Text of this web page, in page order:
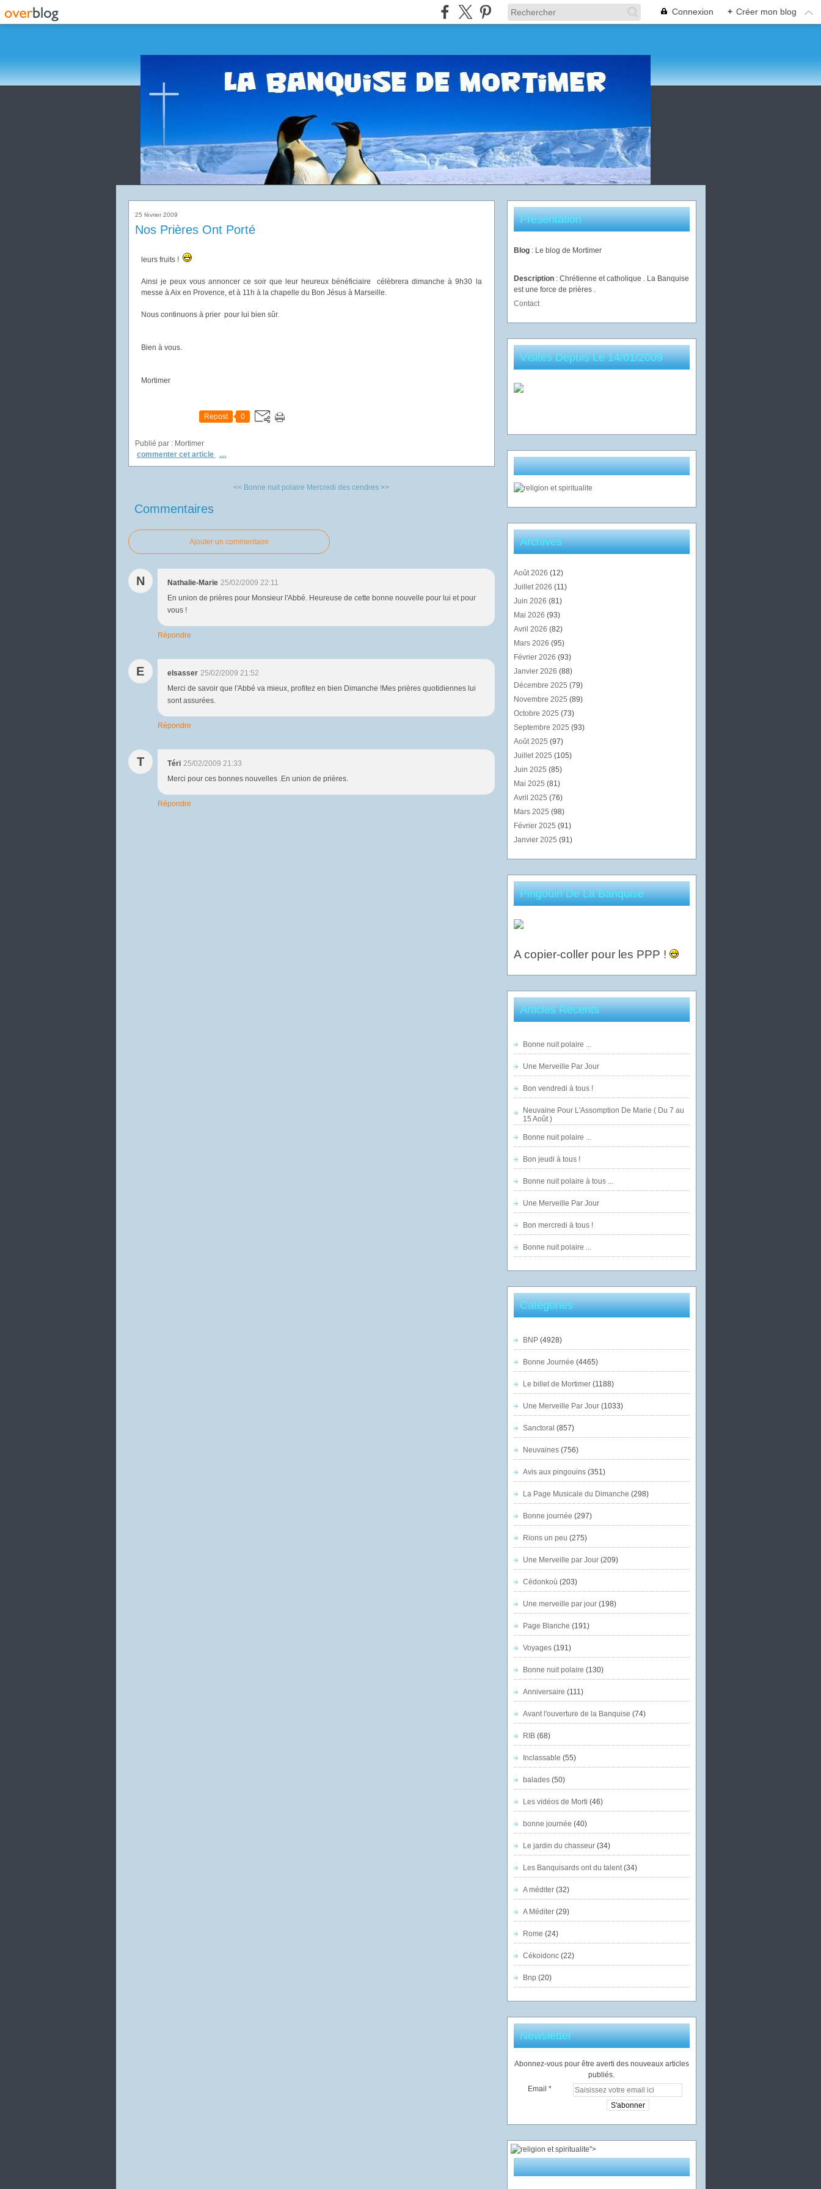
Connexion + Créer mon blog
25 février 2009
Nos Prières Ont Porté
leurs fruits !
Ainsi je peux vous annoncer ce soir que leur heureux bénéficiaire célèbrera dimanche à 9h30 la
messe à Aix en Provence, et à 11h à la chapelle du Bon Jésus à Marseille.
Nous continuons à prier pour lui bien sûr.
Bien à vous.
Mortimer
Repost 0
Publié par : Mortimer
commenter cet article
…
<< Bonne nuit polaire Mercredi des cendres >>
Commentaires
Ajouter un commentaire
N Nathalie-Marie 25/02/2009 22:11
En union de prières pour Monsieur l'Abbé. Heureuse de cette bonne nouvelle pour lui et pour
vous !
Répondre
E elsasser 25/02/2009 21:52
Merci de savoir que l'Abbé va mieux, profitez en bien Dimanche !Mes prières quotidiennes lui
sont assurées.
Répondre
T Téri 25/02/2009 21:33
Merci pour ces bonnes nouvelles .En union de prières.
Répondre
Présentation
Blog : Le blog de Mortimer
Description : Chrétienne et catholique . La Banquise
est une force de prières .
Contact
Visites Depuis Le 14/01/2009
Archives
Août 2026 (12)
Juillet 2026 (11)
Juin 2026 (81)
Mai 2026 (93)
Avril 2026 (82)
Mars 2026 (95)
Février 2026 (93)
Janvier 2026 (88)
Décembre 2025 (79)
Novembre 2025 (89)
Octobre 2025 (73)
Septembre 2025 (93)
Août 2025 (97)
Juillet 2025 (105)
Juin 2025 (85)
Mai 2025 (81)
Avril 2025 (76)
Mars 2025 (98)
Février 2025 (91)
Janvier 2025 (91)
Pingouin De La Banquise
A copier-coller pour les PPP !
Articles Récents
Bonne nuit polaire ...
Une Merveille Par Jour
Bon vendredi à tous !
Neuvaine Pour L'Assomption De Marie ( Du 7 au
15 Août )
Bonne nuit polaire ...
Bon jeudi à tous !
Bonne nuit polaire à tous ...
Une Merveille Par Jour
Bon mercredi à tous !
Bonne nuit polaire ...
Catégories
BNP(4928)
Bonne Journée (4465)
Le billet de Mortimer(1188)
Une Merveille Par Jour(1033)
Sanctoral (857)
Neuvaines(756)
Avis aux pingouins(351)
La Page Musicale du Dimanche (298)
Bonne journée (297)
Rions un peu (275)
Une Merveille par Jour(209)
Cédonkoù (203)
Une merveille par jour(198)
Page Blanche (191)
Voyages(191)
Bonne nuit polaire (130)
Anniversaire (111)
Avant l'ouverture de la Banquise (74)
RIB(68)
Inclassable (55)
balades(50)
Les vidéos de Morti (46)
bonne journée (40)
Le jardin du chasseur(34)
Les Banquisards ont du talent(34)
A méditer(32)
A Méditer(29)
Rome (24)
Cékoidonc(22)
Bnp (20)
Newsletter
Abonnez-vous pour être averti des nouveaux articles
publiés.
Email
">